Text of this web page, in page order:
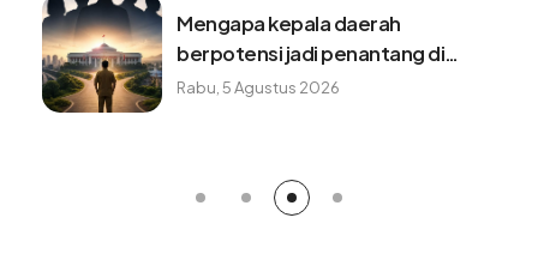
Mengapa kepala daerah
berpotensi jadi penantang di
Pilpres 2029?
Rabu, 5 Agustus 2026